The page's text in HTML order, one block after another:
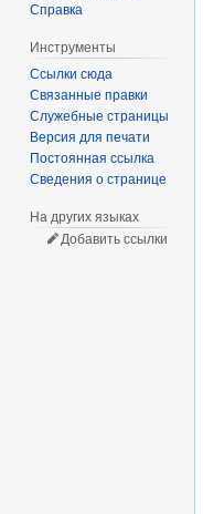
Справка
Инструменты
Ссылки сюда
Связанные правки
Служебные страницы
Версия для печати
Постоянная ссылка
Сведения о странице
На других языках
Добавить ссылки